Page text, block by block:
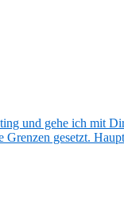
und gehe ich mit
Grenzen gesetzt.